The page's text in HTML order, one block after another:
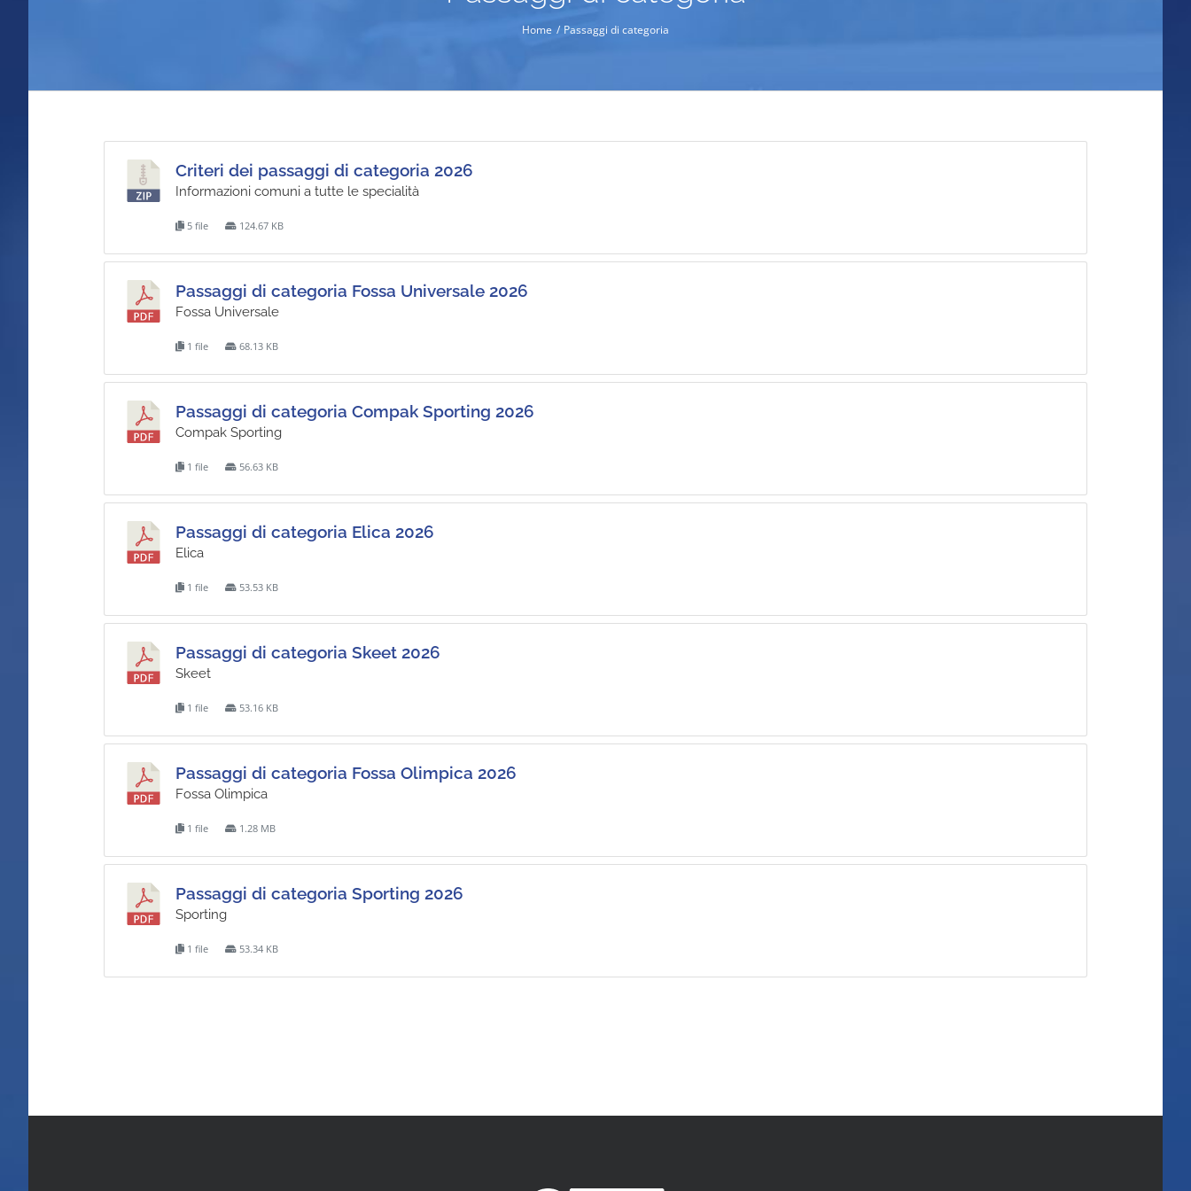
Home Passaggi di categoria
Criteri dei passaggi di categoria 2026
Informazioni comuni a tutte le specialità
5 file 124.67 KB
Passaggi di categoria Fossa Universale 2026
Fossa Universale
1 file 68.13 KB
Passaggi di categoria Compak Sporting 2026
Compak Sporting
1 file 56.63 KB
Passaggi di categoria Elica 2026
Elica
1 file 53.53 KB
Passaggi di categoria Skeet 2026
Skeet
1 file 53.16 KB
Passaggi di categoria Fossa Olimpica 2026
Fossa Olimpica
1 file 1.28 MB
Passaggi di categoria Sporting 2026
Sporting
1 file 53.34 KB